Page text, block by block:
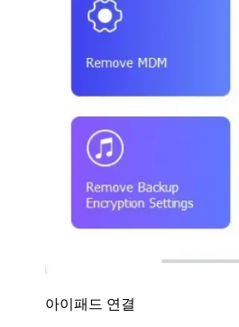
아이패드 연결